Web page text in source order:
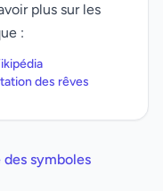
plus sur les
:
des rêves
symboles